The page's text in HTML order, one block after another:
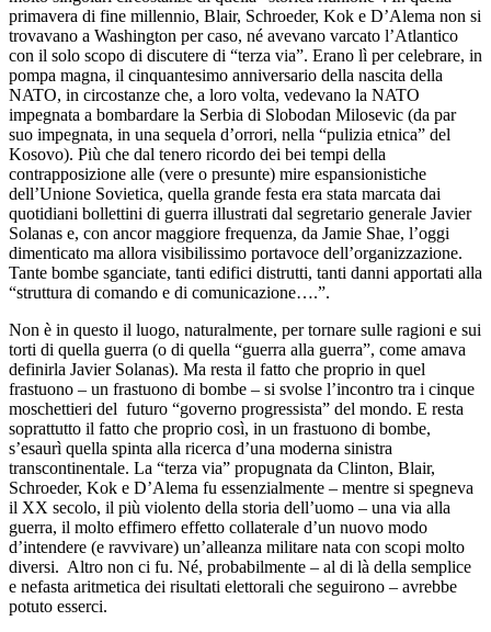
primavera di fine millennio, Blair, Schroeder, Kok e D’Alema non si
trovavano a Washington per caso, né avevano varcato l’Atlantico
con il solo scopo di discutere di “terza via”. Erano lì per celebrare, in
pompa magna, il cinquantesimo anniversario della nascita della
NATO, in circostanze che, a loro volta, vedevano la NATO
impegnata a bombardare la Serbia di Slobodan Milosevic (da par
suo impegnata, in una sequela d’orrori, nella “pulizia etnica” del
Kosovo). Più che dal tenero ricordo dei bei tempi della
contrapposizione alle (vere o presunte) mire espansionistiche
dell’Unione Sovietica, quella grande festa era stata marcata dai
quotidiani bollettini di guerra illustrati dal segretario generale Javier
Solanas e, con ancor maggiore frequenza, da Jamie Shae, l’oggi
dimenticato ma allora visibilissimo portavoce dell’organizzazione.
Tante bombe sganciate, tanti edifici distrutti, tanti danni apportati alla
“struttura di comando e di comunicazione….”.
Non è in questo il luogo, naturalmente, per tornare sulle ragioni e sui
torti di quella guerra (o di quella “guerra alla guerra”, come amava
definirla Javier Solanas). Ma resta il fatto che proprio in quel
frastuono – un frastuono di bombe – si svolse l’incontro tra i cinque
moschettieri del futuro “governo progressista” del mondo. E resta
soprattutto il fatto che proprio così, in un frastuono di bombe,
s’esaurì quella spinta alla ricerca d’una moderna sinistra
transcontinentale. La “terza via” propugnata da Clinton, Blair,
Schroeder, Kok e D’Alema fu essenzialmente – mentre si spegneva
il XX secolo, il più violento della storia dell’uomo – una via alla
guerra, il molto effimero effetto collaterale d’un nuovo modo
d’intendere (e ravvivare) un’alleanza militare nata con scopi molto
diversi. Altro non ci fu. Né, probabilmente – al di là della semplice
e nefasta aritmetica dei risultati elettorali che seguirono – avrebbe
potuto esserci.